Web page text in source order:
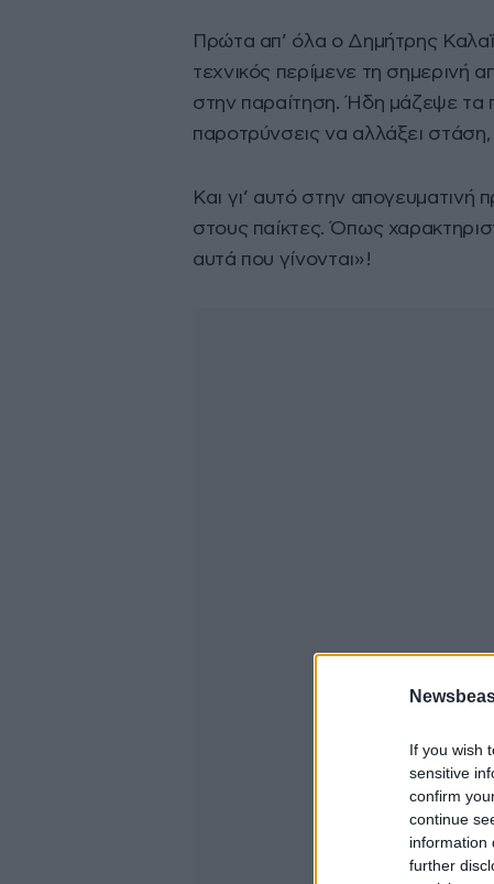
If you wish
sensitive
confirm
continue
information
further
Πρώτα απ’ όλα ο Δημήτρης
τεχνικός περίμενε τη
στην παραίτηση. Ήδη μάζεψε τα
παροτρύνσεις να αλλάξει
Και γι’ αυτό στην
στους παίκτες. Όπως
αυτά που γίνονται»!